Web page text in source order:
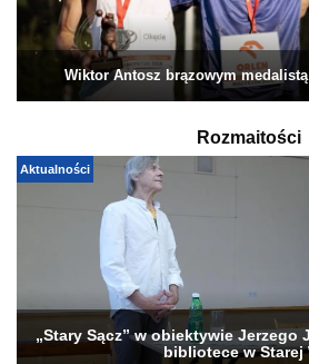
Wiktor Antosz brązowym
Rozmaitości
Aktualności
„Stary Sącz” w obiektywie Jerzego
bibliotece w Starej